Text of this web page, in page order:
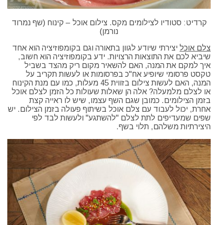
קרדיט: סטודיו לצילומים מקס. צילום אוכל – קינוח (שף נמרוד
נורמן)
צלם אוכל יצירתי שיודע לגוון בתאורה וגם בקומפוזיציה הוא אחד
שיביא לכם את התוצאות הרצויות. ידע בקומפוזיציה הוא חשוב,
איך למקם את המנה, האם להשאיר מקום ריק מהצד בשביל
טקסט פרסומי שיופיע אח"כ בפרסומות או לעשות תקריב על
המנה, האם לעשות צילום בזווית 45 מעלות, כמו עם מנת הקינוח
או לצלם מלמעלה? אלה הן שאלות שעולות כל הזמן לצלם אוכל
בזמן הצילומים. כמובן שגם השף עצמו, שיש לו ראייה קצת
אחרת, יכול לעבוד עם צלם אוכל בשיתוף פעולה בזמן הצילום. יש
שפים שמעדיפים לתת לצלם "להשתגע" ולעשות לבד לפי
היצירתיות משלהם, תלוי בשף.